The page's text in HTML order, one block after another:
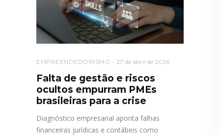
EMPREENDEDORISMO 27 de abril de 2026
Falta de gestão e riscos
ocultos empurram PMEs
brasileiras para a crise
Diagnóstico empresarial aponta falhas
financeiras jurídicas e contábeis como